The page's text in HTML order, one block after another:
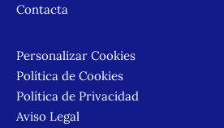
Contacta
Personalizar Cookies
Política de Cookies
Política de Privacidad
Aviso Legal